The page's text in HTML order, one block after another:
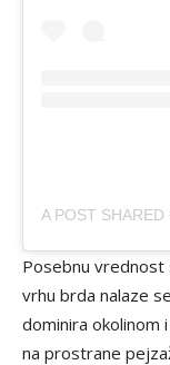
Posebnu vrednost
vrhu brda nalaze
dominira okolinom
na prostrane